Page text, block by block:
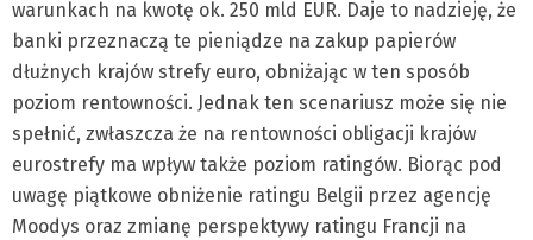
warunkach na kwotę ok. 250 mld EUR. Daje to nadzieję, że
banki przeznaczą te pieniądze na zakup papierów
dłużnych krajów strefy euro, obniżając w ten sposób
poziom rentowności. Jednak ten scenariusz może się nie
spełnić, zwłaszcza że na rentowności obligacji krajów
eurostrefy ma wpływ także poziom ratingów. Biorąc pod
uwagę piątkowe obniżenie ratingu Belgii przez agencję
Moodys oraz zmianę perspektywy ratingu Francji na